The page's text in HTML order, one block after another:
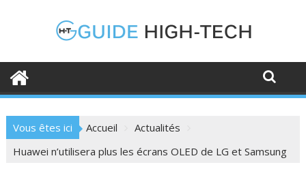
Vous êtes ici Accueil
Actualités
Huawei n’utilisera plus les écrans OLED de LG et Samsung